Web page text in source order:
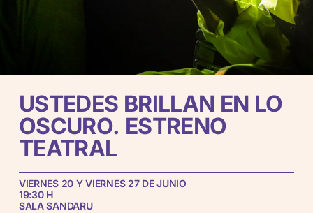
USTEDES BRILLAN EN LO
OSCURO. ESTRENO
TEATRAL
VIERNES 20 Y VIERNES 27 DE JUNIO
19:30 H
SALA SANDARU